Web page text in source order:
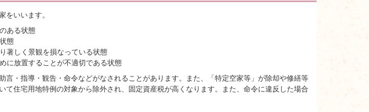
をいいます。
ある状態
態
著しく景観を損なっている状態
に放置することが不適切である状態
言・指導・観告・命令などがなされることがあります。また、「特定空家等」が除却や修繕等
て住宅用地特例の対象から除外され、固定資産税が高くなります。また、命令に違反した場合